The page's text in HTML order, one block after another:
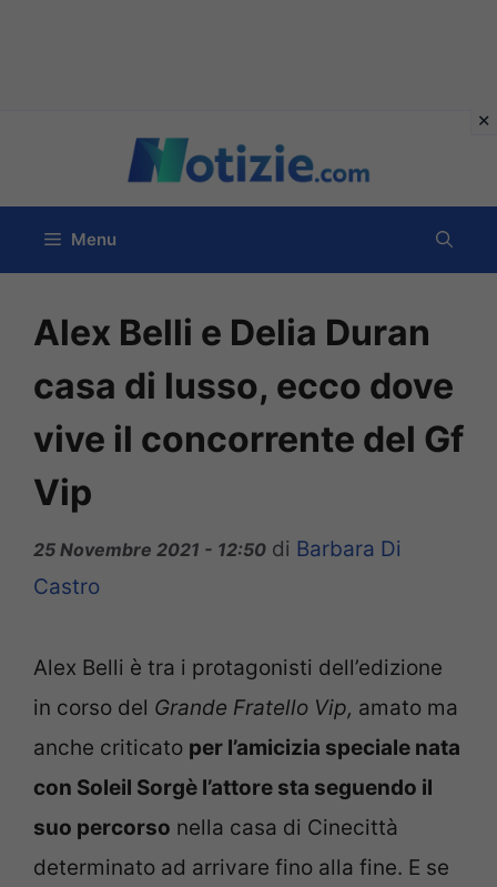
contenuto
Menu
Alex Belli e Delia Duran
casa di lusso, ecco dove
vive il concorrente del Gf
Vip
25 Novembre 2021 - 12:50 di Barbara Di
Castro
Alex Belli è tra i protagonisti dell’edizione
in corso del Grande Fratello Vip, amato ma
anche criticato per l’amicizia speciale nata
con Soleil Sorgè l’attore sta seguendo il
suo percorso nella casa di Cinecittà
determinato ad arrivare fino alla fine. E se